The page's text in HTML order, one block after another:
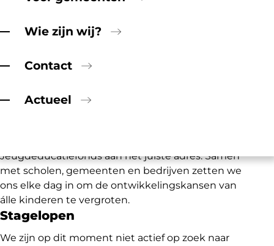
Wie zijn wij?
Contact
Actueel
Werken bij het
Jeugdeducatiefonds aan het juiste adres.Samen
met scholen, gemeenten en bedrijven zetten we
ons elke dag in om de ontwikkelingskansen van
álle kinderen te vergroten.
collega?
Stagelopen
We zijn op dit moment niet actief op zoek naar